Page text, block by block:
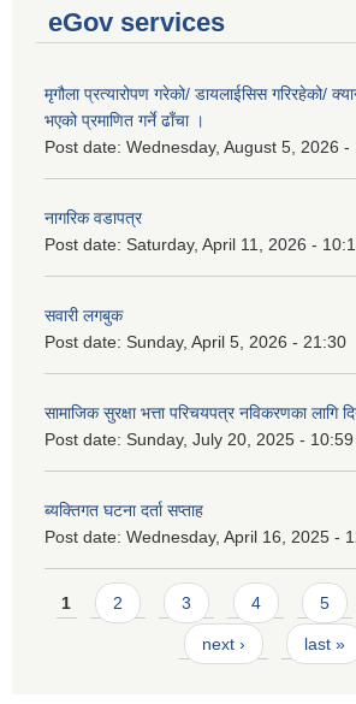
eGov services
मृगौला प्रत्यारोपण गरेको/ डायलाईसिस गरिरहेको/
भएको प्रमाणित गर्ने ढाँचा ।
Post date: Wednesday, August 5, 2026 -
नागरिक वडापत्र
Post date: Saturday, April 11, 2026 -
सवारी लगबुक
Post date: Sunday, April 5, 2026 - 21:30
सामाजिक सुरक्षा भत्ता परिचयपत्र नविकरणका लागि
Post date: Sunday, July 20, 2025 - 10:59
ब्यक्तिगत घटना दर्ता सप्ताह
Post date: Wednesday, April 16, 2025 -
Pages
1 2 3 4 5
next › last »